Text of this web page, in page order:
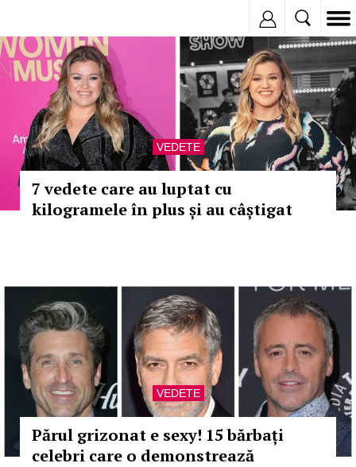
VEDETE
7 vedete care au luptat cu
kilogramele în plus și au câștigat
VEDETE
Părul grizonat e sexy! 15 bărbați
celebri care o demonstrează